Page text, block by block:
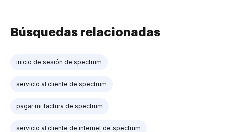
Búsquedas relacionadas
inicio de sesión de spectrum
servicio al cliente de spectrum
pagar mi factura de spectrum
servicio al cliente de internet de spectrum